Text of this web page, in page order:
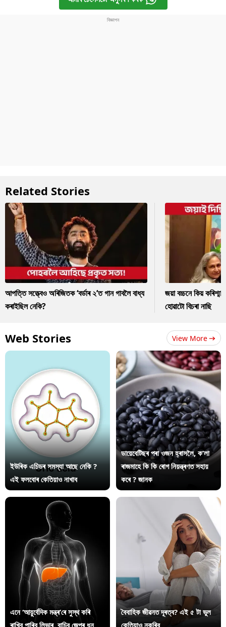
Related Stories
আপত্তি সত্ত্বেও অৰিজিতক ‘বৰ্ডাৰ ২’ত গান গাবলৈ বাধ্য
কৰাইছিল নেকি?
জয়া বচ্চনে কিয়
হোৱাটো বিচৰা নাছি
Web Stories View More
ইউৰিক এচিডৰ সমস্যা আছে নেকি ?
এই ফলবোৰ কেতিয়াও নাখাব
ডায়েবেটিছৰ পৰা ওজন হ্ৰাসলৈ, ক’লা
ৰাজমাহে কি কি ৰোগ নিয়ন্ত্ৰণত সহায়
কৰে ? জানক
এনে ‘আয়ুৰ্বেদিক মন্ত্ৰ’ৰে সুস্থ কৰি
বৈবাহিক জীৱনত দূৰত্ব? এই ৫ টা ভুল